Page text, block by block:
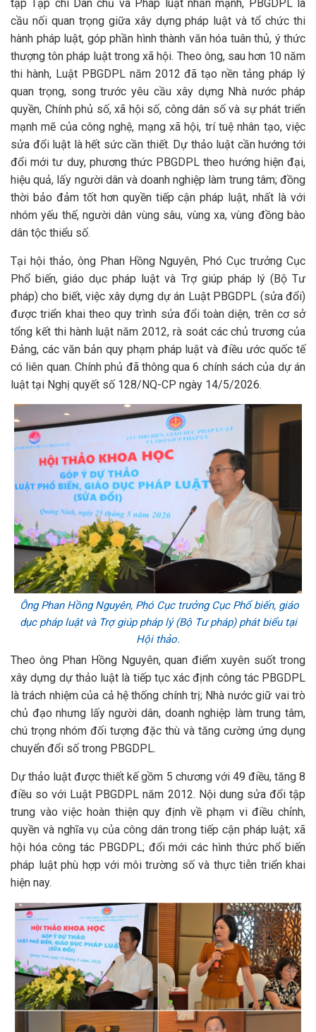
tập Tạp chí Dân chủ và Pháp luật nhấn mạnh, PBGDPL là
cầu nối quan trọng giữa xây dựng pháp luật và tổ chức thi
hành pháp luật, góp phần hình thành văn hóa tuân thủ, ý thức
thượng tôn pháp luật trong xã hội. Theo ông, sau hơn 10 năm
thi hành, Luật PBGDPL năm 2012 đã tạo nền tảng pháp lý
quan trọng, song trước yêu cầu xây dựng Nhà nước pháp
quyền, Chính phủ số, xã hội số, công dân số và sự phát triển
mạnh mẽ của công nghệ, mạng xã hội, trí tuệ nhân tạo, việc
sửa đổi luật là hết sức cần thiết. Dự thảo luật cần hướng tới
đổi mới tư duy, phương thức PBGDPL theo hướng hiện đại,
hiệu quả, lấy người dân và doanh nghiệp làm trung tâm; đồng
thời bảo đảm tốt hơn quyền tiếp cận pháp luật, nhất là với
nhóm yếu thế, người dân vùng sâu, vùng xa, vùng đồng bào
dân tộc thiểu số.
Tại hội thảo, ông Phan Hồng Nguyên, Phó Cục trưởng Cục
Phổ biến, giáo dục pháp luật và Trợ giúp pháp lý (Bộ Tư
pháp) cho biết, việc xây dựng dự án Luật PBGDPL (sửa đổi)
được triển khai theo quy trình sửa đổi toàn diện, trên cơ sở
tổng kết thi hành luật năm 2012, rà soát các chủ trương của
Đảng, các văn bản quy phạm pháp luật và điều ước quốc tế
có liên quan. Chính phủ đã thông qua 6 chính sách của dự án
luật tại Nghị quyết số 128/NQ-CP ngày 14/5/2026.
Ông Phan Hồng Nguyên, Phó Cục trưởng Cục Phổ biến, giáo
dục pháp luật và Trợ giúp pháp lý (Bộ Tư pháp) phát biểu tại
Hội thảo.
Theo ông Phan Hồng Nguyên, quan điểm xuyên suốt trong
xây dựng dự thảo luật là tiếp tục xác định công tác PBGDPL
là trách nhiệm của cả hệ thống chính trị; Nhà nước giữ vai trò
chủ đạo nhưng lấy người dân, doanh nghiệp làm trung tâm,
chú trọng nhóm đối tượng đặc thù và tăng cường ứng dụng
chuyển đổi số trong PBGDPL.
Dự thảo luật được thiết kế gồm 5 chương với 49 điều, tăng 8
điều so với Luật PBGDPL năm 2012. Nội dung sửa đổi tập
trung vào việc hoàn thiện quy định về phạm vi điều chỉnh,
quyền và nghĩa vụ của công dân trong tiếp cận pháp luật; xã
hội hóa công tác PBGDPL; đổi mới các hình thức phổ biến
pháp luật phù hợp với môi trường số và thực tiễn triển khai
hiện nay.